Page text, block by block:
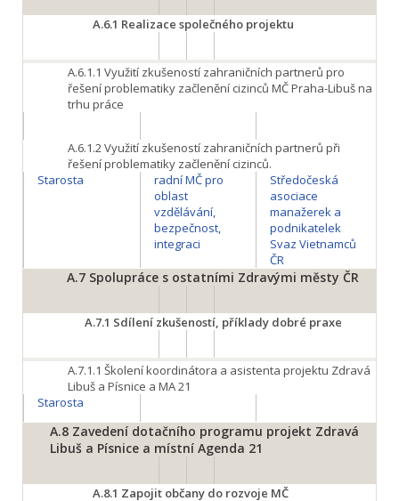
A.6.1 Realizace společného projektu
A.6.1.1 Využití zkušeností zahraničních partnerů pro
řešení problematiky začlenění cizinců MČ Praha-Libuš na
trhu práce
A.6.1.2Využití zkušeností zahraničních partnerů při
řešení problematiky začlenění cizinců.
Starosta
radní MČ pro
oblast
vzdělávání,
bezpečnost,
integraci
Středočeská
asociace
manažerek a
podnikatelek
Svaz Vietnamců
ČR
A.7 Spolupráce s ostatními Zdravými městy ČR
A.7.1 Sdílení zkušeností, příklady dobré praxe
A.7.1.1 Školení koordinátora a asistenta projektu Zdravá
Libuš a Písnice a MA 21
Starosta
A.8 Zavedení dotačního programu projekt Zdravá
Libuš a Písnice a místní Agenda 21
A.8.1 Zapojit občany do rozvoje MČ